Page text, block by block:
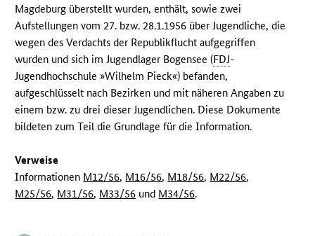
Magdeburg überstellt wurden, enthält, sowie zwei
Aufstellungen vom 27. bzw. 28.1.1956 über Jugendliche, die
wegen des Verdachts der Republikflucht aufgegriffen
wurden und sich im Jugendlager Bogensee (FDJ-
Jugendhochschule »Wilhelm Pieck«) befanden,
aufgeschlüsselt nach Bezirken und mit näheren Angaben zu
einem bzw. zu drei dieser Jugendlichen. Diese Dokumente
bildeten zum Teil die Grundlage für die Information.
Verweise
Informationen M12/56, M16/56, M18/56, M22/56,
M25/56, M31/56, M33/56 und M34/56.